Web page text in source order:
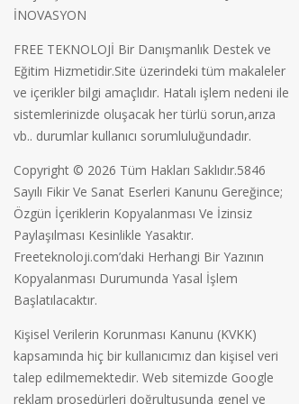
İNOVASYON
FREE TEKNOLOJİ Bir Danışmanlık Destek ve
Eğitim Hizmetidir.Site üzerindeki tüm makaleler
ve içerikler bilgi amaçlıdır. Hatalı işlem nedeni ile
sistemlerinizde oluşacak her türlü sorun,arıza
vb.. durumlar kullanıcı sorumluluğundadır.
Copyright © 2026 Tüm Hakları Saklıdır.5846
Sayılı Fikir Ve Sanat Eserleri Kanunu Gereğince;
Özgün İçeriklerin Kopyalanması Ve İzinsiz
Paylaşılması Kesinlikle Yasaktır.
Freeteknoloji.com’daki Herhangi Bir Yazının
Kopyalanması Durumunda Yasal İşlem
Başlatılacaktır.
Kişisel Verilerin Korunması Kanunu (KVKK)
kapsamında hiç bir kullanıcımız dan kişisel veri
talep edilmemektedir. Web sitemizde Google
reklam prosedürleri doğrultusunda genel ve